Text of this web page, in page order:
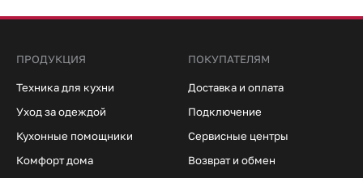
ПРОДУКЦИЯ
Техника для кухни
Уход за одеждой
Кухонные помощники
Комфорт дома
ПОКУПАТЕЛЯМ
Доставка и оплата
Подключение
Сервисные центры
Возврат и обмен